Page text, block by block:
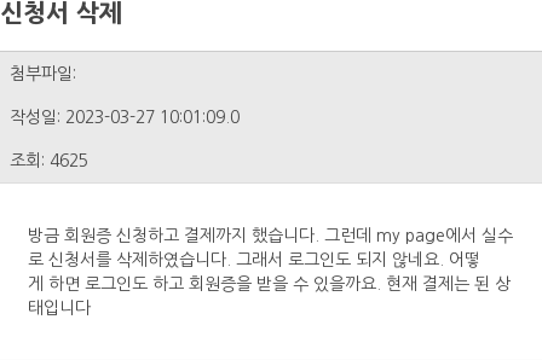
신청서 삭제
첨부파일:
작성일: 2023-03-27 10:01:09.0
조회: 4625
방금 회원증 신청하고 결제까지 했습니다. 그런데 my page에서 실수
로 신청서를 삭제하였습니다. 그래서 로그인도 되지 않네요. 어떻
게 하면 로그인도 하고 회원증을 받을 수 있을까요. 현재 결제는 된 상
태입니다